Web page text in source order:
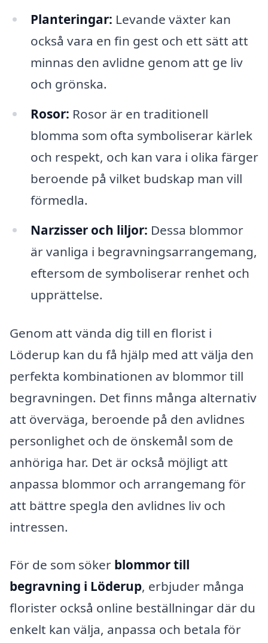
Planteringar: Levande växter kan
också vara en fin gest och ett sätt att
minnas den avlidne genom att ge liv
och grönska.
Rosor: Rosor är en traditionell
blomma som ofta symboliserar kärlek
och respekt, och kan vara i olika färger
beroende på vilket budskap man vill
förmedla.
Narzisser och liljor: Dessa blommor
är vanliga i begravningsarrangemang,
eftersom de symboliserar renhet och
upprättelse.
Genom att vända dig till en florist i
Löderup kan du få hjälp med att välja den
perfekta kombinationen av blommor till
begravningen. Det finns många alternativ
att överväga, beroende på den avlidnes
personlighet och de önskemål som de
anhöriga har. Det är också möjligt att
anpassa blommor och arrangemang för
att bättre spegla den avlidnes liv och
intressen.
För de som söker blommor till
begravning i Löderup, erbjuder många
florister också online beställningar där du
enkelt kan välja, anpassa och betala för